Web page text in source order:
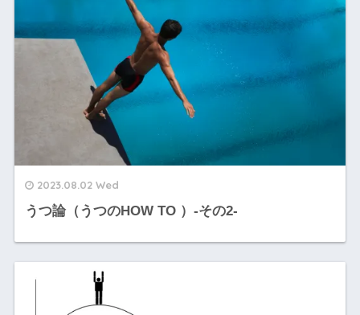
2023.08.02 Wed
うつ論（うつのHOW TO ）-その2-